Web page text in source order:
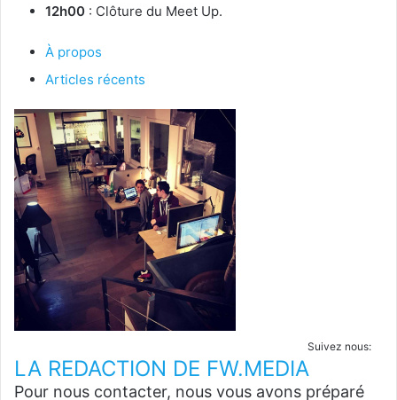
12h00 : Clôture du Meet Up.
À propos
Articles récents
Suivez nous:
LA REDACTION DE FW.MEDIA
Pour nous contacter, nous vous avons préparé